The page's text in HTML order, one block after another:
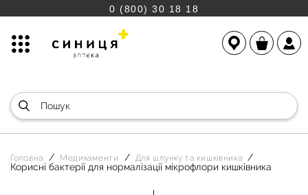
0 (800) 30 18 18
Головна Медикаменти Для шлунку та кишківника
Корисні бактерії для нормалізації мікрофлори кишківника